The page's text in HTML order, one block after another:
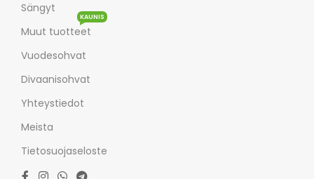
Sängyt
Muut tuotteet
KAUNIS
Vuodesohvat
Divaanisohvat
Yhteystiedot
Meista
Tietosuojaseloste